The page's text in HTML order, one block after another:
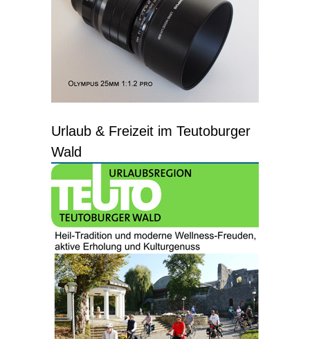
Urlaub & Freizeit im Teutoburger
Wald